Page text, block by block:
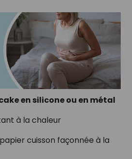
en silicone ou en métal
à la chaleur
cuisson façonnée à la